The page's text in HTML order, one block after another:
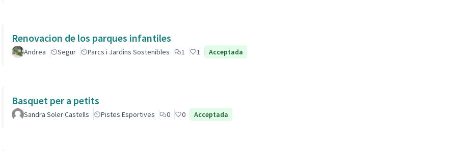
Renovacion de los parques infantiles
Andrea Segur Parcs i Jardins Sostenibles 1 1 Acceptada
Basquet per a petits
Sandra Soler Castells Pistes Esportives 0 0 Acceptada